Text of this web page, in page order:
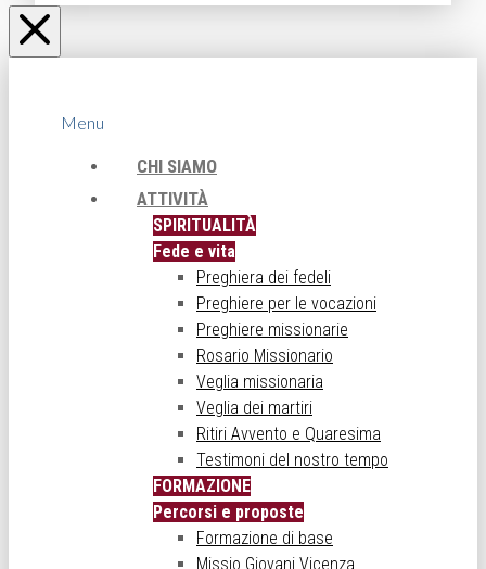
Menu
CHI SIAMO
ATTIVITÀ
SPIRITUALITÀ
Fede e vita
Preghiera dei fedeli
Preghiere per le vocazioni
Preghiere missionarie
Rosario Missionario
Veglia missionaria
Veglia dei martiri
Ritiri Avvento e Quaresima
Testimoni del nostro tempo
FORMAZIONE
Percorsi e proposte
Formazione di base
Missio Giovani Vicenza